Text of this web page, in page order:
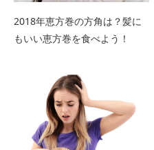
2018年恵方巻の方角は？髪に
もいい恵方巻を食べよう！